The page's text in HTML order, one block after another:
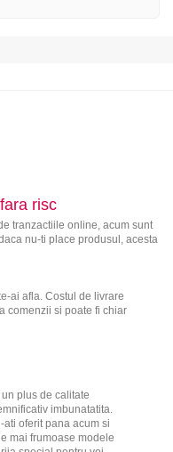
risc
tranzactiile online, acum sunt
nu-ti place produsul, acesta
ai afla. Costul de livrare
comenzii si poate fi chiar
plus de calitate
imbunatatita.
ati oferit pana acum si
mai frumoase modele